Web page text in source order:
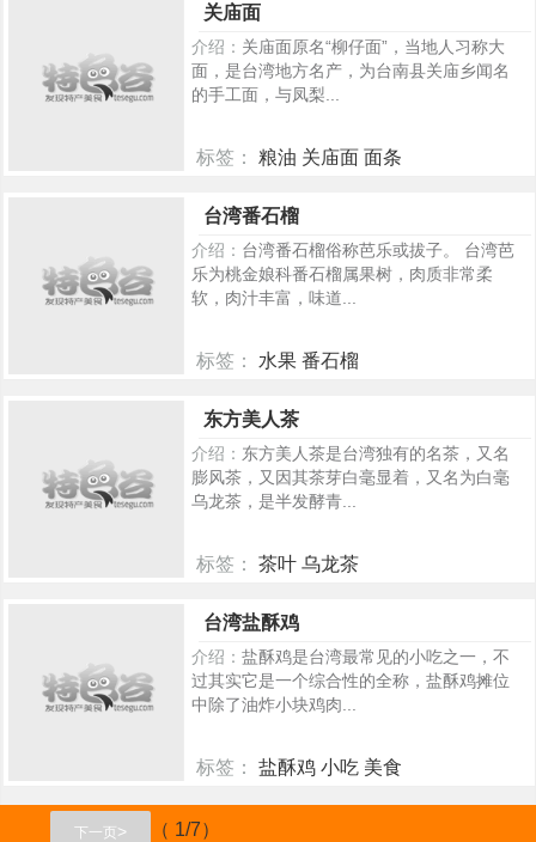
关庙面
介绍： 关庙面原名“柳仔面”，当地人习称大
面，是台湾地方名产，为台南县关庙乡闻名
的手工面，与凤梨...
标签： 粮油 关庙面 面条
台湾番石榴
介绍： 台湾番石榴俗称芭乐或拔子。 台湾芭
乐为桃金娘科番石榴属果树，肉质非常柔
软，肉汁丰富，味道...
标签： 水果 番石榴
东方美人茶
介绍： 东方美人茶是台湾独有的名茶，又名
膨风茶，又因其茶芽白毫显着，又名为白毫
乌龙茶，是半发酵青...
标签： 茶叶 乌龙茶
台湾盐酥鸡
介绍： 盐酥鸡是台湾最常见的小吃之一，不
过其实它是一个综合性的全称，盐酥鸡摊位
中除了油炸小块鸡肉...
标签： 盐酥鸡 小吃 美食
208
下一页 > （ 1/7）